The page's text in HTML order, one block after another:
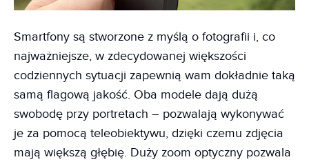
Smartfony są stworzone z myślą o fotografii i, co
najważniejsze, w zdecydowanej większości
codziennych sytuacji zapewnią wam dokładnie taką
samą flagową jakość. Oba modele dają dużą
swobodę przy portretach – pozwalają wykonywać
je za pomocą teleobiektywu, dzięki czemu zdjęcia
mają większą głębię. Duży zoom optyczny pozwala